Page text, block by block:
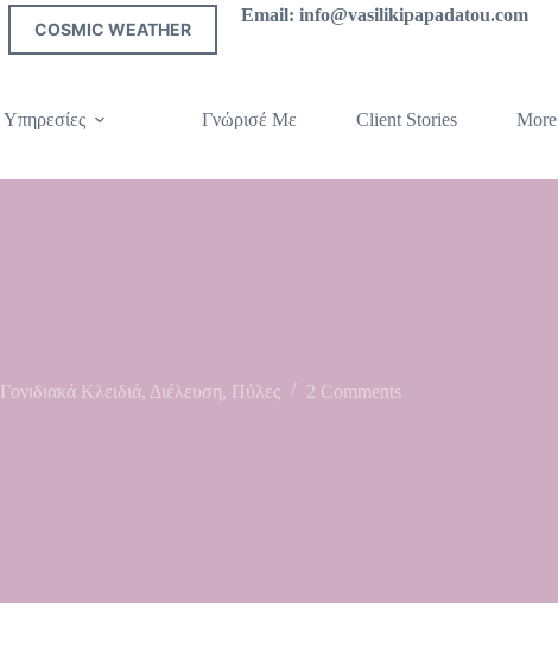
COSMIC WEATHER
Email: info@vasilikipapadatou.com
Υπηρεσίες Γνώρισέ Με Client Stories More
Γονιδιακά Κλειδιά, Διέλευση, Πύλες 2 Comments